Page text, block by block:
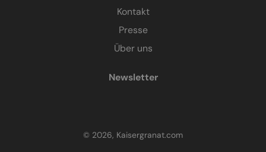
Kontakt
Presse
Über uns
Newsletter
© 2026, Kaisergranat.com